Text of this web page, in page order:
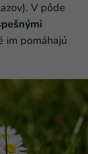
V pôde
im pomáhajú